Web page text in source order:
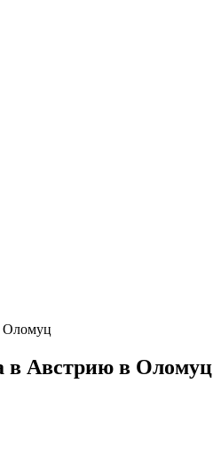
в Австрию в Оломуц